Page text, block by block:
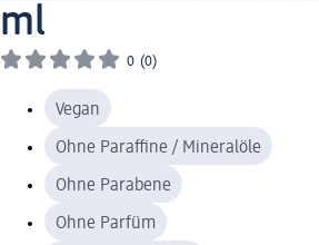
ml
0 (0)
Vegan
Ohne Paraffine / Mineralöle
Ohne Parabene
Ohne Parfüm